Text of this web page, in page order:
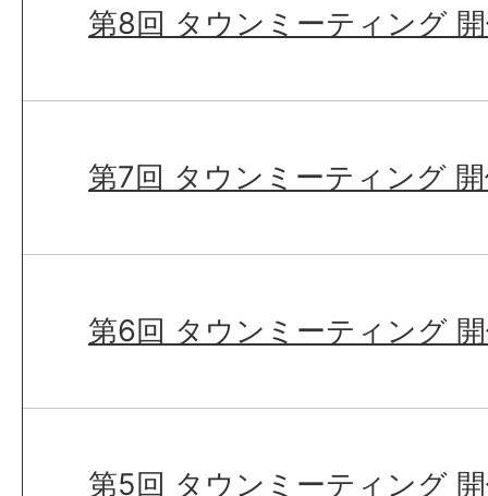
第8回 タウンミーティング
第7回 タウンミーティング
第6回 タウンミーティング
第5回 タウンミーティング